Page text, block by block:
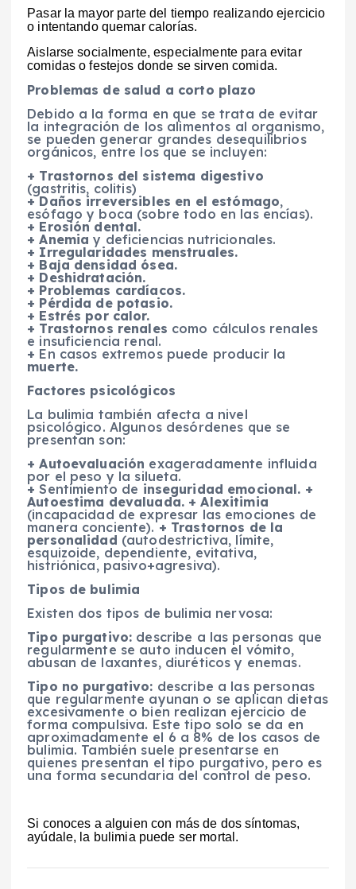
Pasar la mayor parte del tiempo realizando ejercicio
o intentando quemar calorías.
Aislarse socialmente, especialmente para evitar
comidas o festejos donde se sirven comida.
Problemas de salud a corto plazo
Debido a la forma en que se trata de evitar
la integración de los alimentos al organismo,
se pueden generar grandes desequilibrios
orgánicos, entre los que se incluyen:
+ Trastornos del sistema digestivo
(gastritis, colitis)
+ Daños irreversibles en el estómago,
esófago y boca (sobre todo en las encías).
+ Erosión dental.
+ Anemia y deficiencias nutricionales.
+ Irregularidades menstruales.
+ Baja densidad ósea.
+ Deshidratación.
+ Problemas cardíacos.
+ Pérdida de potasio.
+ Estrés por calor.
+ Trastornos renales como cálculos renales
e insuficiencia renal.
+ En casos extremos puede producir la
muerte.
Factores psicológicos
La bulimia también afecta a nivel
psicológico. Algunos desórdenes que se
presentan son:
+ Autoevaluación exageradamente influida
por el peso y la silueta.
+ Sentimiento de inseguridad emocional. +
Autoestima devaluada. + Alexitimia
(incapacidad de expresar las emociones de
manera conciente).+ Trastornos de la
personalidad (autodestrictiva, límite,
esquizoide, dependiente, evitativa,
histriónica, pasivo+agresiva).
Tipos de bulimia
Existen dos tipos de bulimia nervosa:
Tipo purgativo: describe a las personas que
regularmente se auto inducen el vómito,
abusan de laxantes, diuréticos y enemas.
Tipo no purgativo: describe a las personas
que regularmente ayunan o se aplican dietas
excesivamente o bien realizan ejercicio de
forma compulsiva. Este tipo solo se da en
aproximadamente el 6 a 8% de los casos de
bulimia. También suele presentarse en
quienes presentan el tipo purgativo, pero es
una forma secundaria del control de peso.
Si conoces a alguien con más de dos síntomas,
ayúdale, la bulimia puede ser mortal.